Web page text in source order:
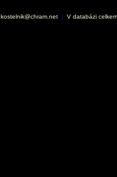
kostelnik@chram.net | V databázi